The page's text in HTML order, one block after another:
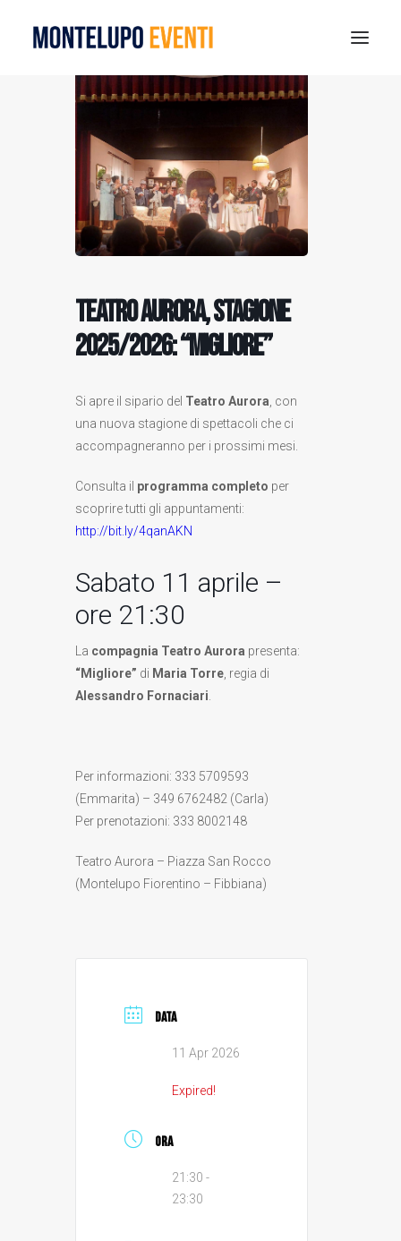
MONTELUPO SPORT DAYS 2026
ESTATE A MONTELUPO
VISIT MONTELUPO
DOVE MANGIARE
MUSEO DELLA CERAMICA
Teatro Aurora, stagione
2025/2026: “Migliore”
Si apre il sipario del Teatro Aurora , con
una nuova stagione di spettacoli che ci
accompagneranno per i prossimi mesi.
Consulta il programma completo per
scoprire tutti gli appuntamenti:
http://bit.ly/4qanAKN
Sabato 11 aprile –
ore 21:30
La compagnia Teatro Aurora presenta:
“Migliore” di Maria Torre , regia di
Alessandro Fornaciari
Per informazioni: 333 5709593
(Emmarita) – 349 6762482 (Carla)
Per prenotazioni: 333 8002148
Teatro Aurora – Piazza San Rocco
(Montelupo Fiorentino – Fibbiana)
DATA
11 Apr 2026
Expired!
ORA
21:30 -
23:30